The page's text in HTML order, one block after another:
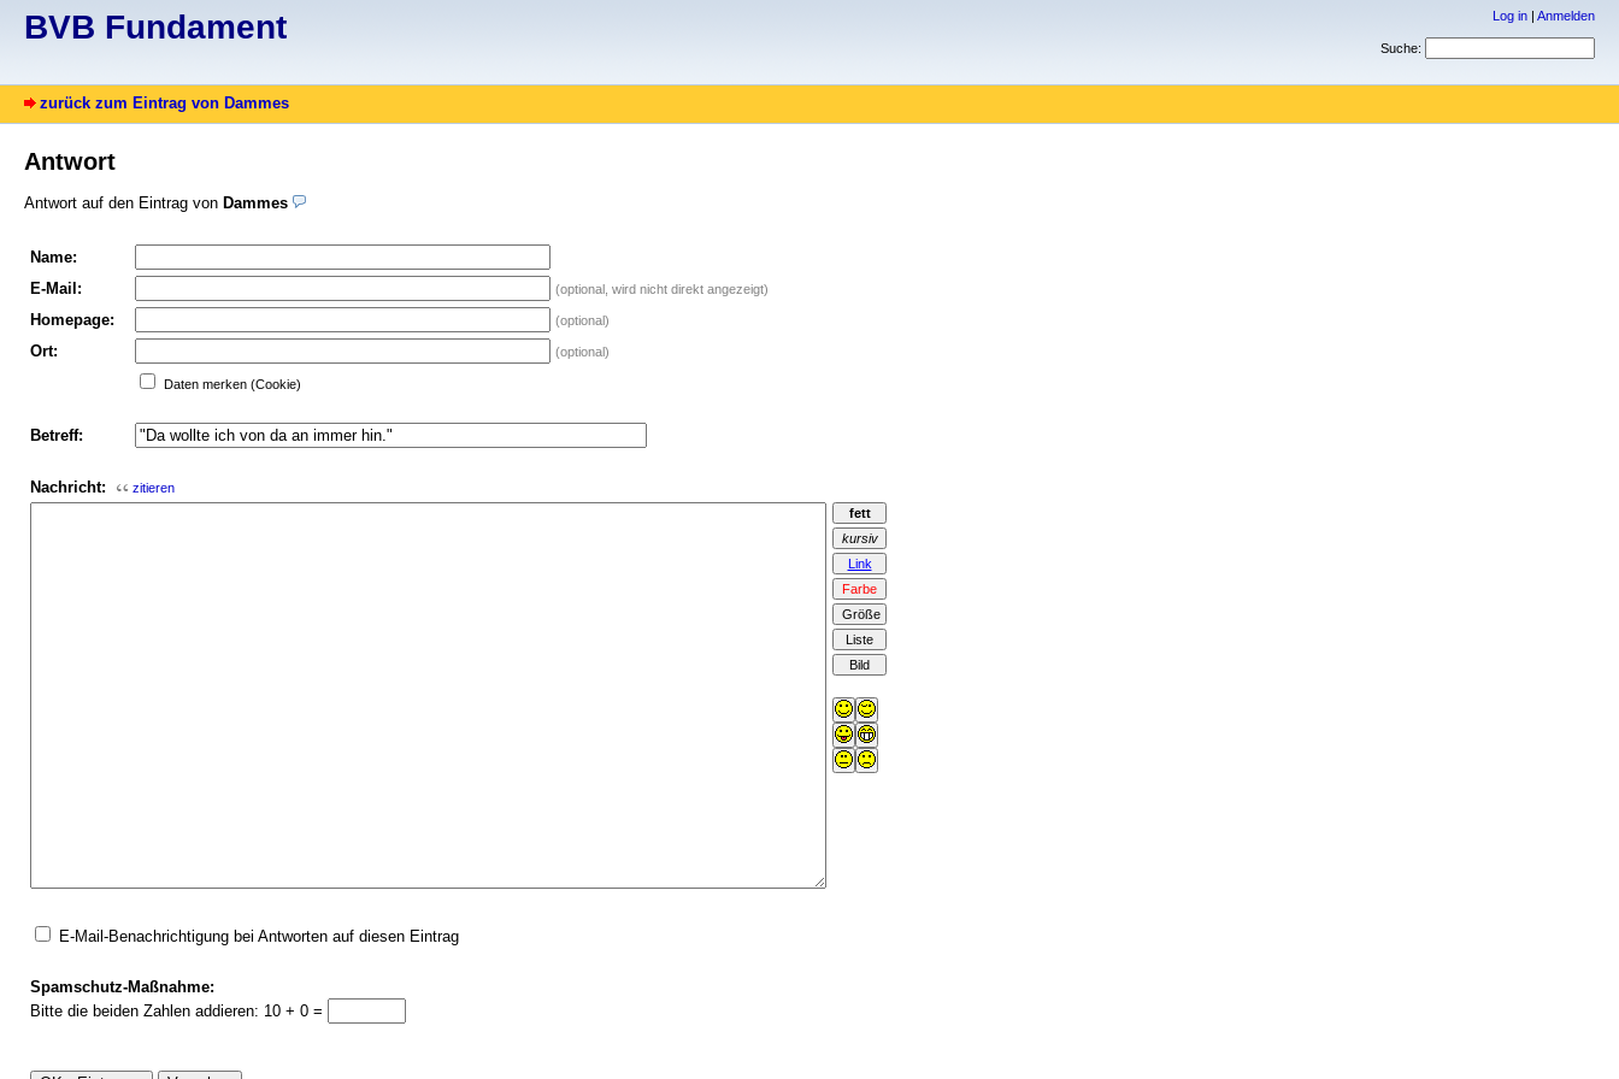
BVB Fundament Log in | Anmelden
Suche:
zurück zum Eintrag von Dammes
Antwort
Antwort auf den Eintrag von Dammes
Name:
E-Mail:
(optional, wird nicht direkt angezeigt)
Homepage: (optional)
Ort: (optional)
Daten merken (Cookie)
Betreff:
Nachricht: zitieren
E-Mail-Benachrichtigung bei Antworten auf diesen Eintrag
Spamschutz-Maßnahme:
Bitte die beiden Zahlen addieren: 10 + 0 =